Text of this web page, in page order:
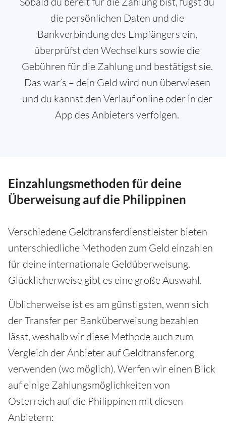
die persönlichen Daten und die
Bankverbindung des Empfängers ein,
überprüfst den Wechselkurs sowie die
Gebühren für die Zahlung und bestätigst sie.
Das war’s – dein Geld wird nun überwiesen
und du kannst den Verlauf online oder in der
App des Anbieters verfolgen.
Einzahlungsmethoden für deine
Überweisung auf die Philippinen
Verschiedene Geldtransferdienstleister bieten
unterschiedliche Methoden zum Geld einzahlen
für deine internationale Geldüberweisung.
Glücklicherweise gibt es eine große Auswahl.
Üblicherweise ist es am günstigsten, wenn sich
der Transfer per Banküberweisung bezahlen
lässt, weshalb wir diese Methode auch zum
Vergleich der Anbieter auf Geldtransfer.org
verwenden (wo möglich). Werfen wir einen Blick
auf einige Zahlungsmöglichkeiten von
Osterreich auf die Philippinen mit diesen
Anbietern: